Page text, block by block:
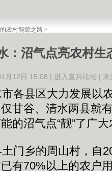
农村能源之路 >
：沼气点亮农村生
月12日 15:08 | 进入复兴论坛| 来
各县区大力发展以
甘谷、清水两县就
的沼气点“靓”了广
门乡的周山村，自
有70%以上的农户